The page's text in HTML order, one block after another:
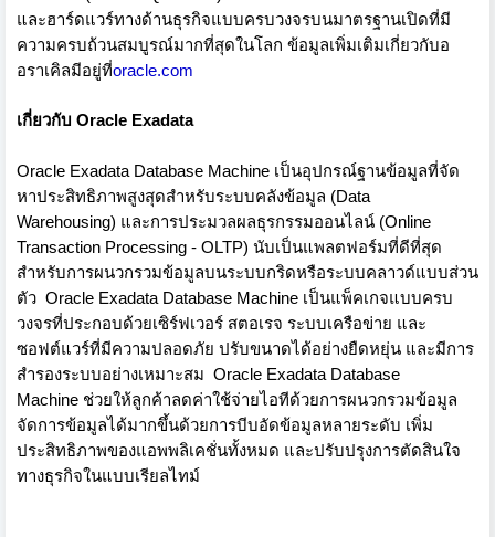
และฮาร์ดแวร์ทางด้านธุรกิจแบบครบวงจรบนมาตรฐานเปิดที่มี
ความครบถ้วนสมบูรณ์มากที่สุดในโลก ข้อมูลเพิ่มเติมเกี่ยวกับอ
อราเคิลมีอยู่ที่oracle.com
เกี่ยวกับ Oracle Exadata
Oracle Exadata Database Machine เป็นอุปกรณ์ฐานข้อมูลที่จัด
หาประสิทธิภาพสูงสุดสำหรับระบบคลังข้อมูล (Data
Warehousing) และการประมวลผลธุรกรรมออนไลน์ (Online
Transaction Processing - OLTP) นับเป็นแพลตฟอร์มที่ดีที่สุด
สำหรับการผนวกรวมข้อมูลบนระบบกริดหรือระบบคลาวด์แบบส่วน
ตัว Oracle Exadata Database Machine เป็นแพ็คเกจแบบครบ
วงจรที่ประกอบด้วยเซิร์ฟเวอร์ สตอเรจ ระบบเครือข่าย และ
ซอฟต์แวร์ที่มีความปลอดภัย ปรับขนาดได้อย่างยืดหยุ่น และมีการ
สำรองระบบอย่างเหมาะสม Oracle Exadata Database
Machine ช่วยให้ลูกค้าลดค่าใช้จ่ายไอทีด้วยการผนวกรวมข้อมูล
จัดการข้อมูลได้มากขึ้นด้วยการบีบอัดข้อมูลหลายระดับ เพิ่ม
ประสิทธิภาพของแอพพลิเคชั่นทั้งหมด และปรับปรุงการตัดสินใจ
ทางธุรกิจในแบบเรียลไทม์